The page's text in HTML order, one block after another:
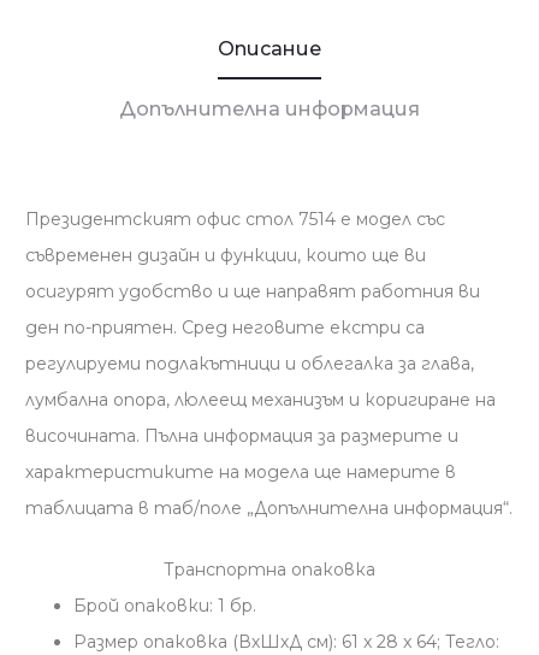
Описание
Допълнителна информация
Президентският офис стол 7514 е модел със
съвременен дизайн и функции, които ще ви
осигурят удобство и ще направят работния ви
ден по-приятен. Сред неговите екстри са
регулируеми подлакътници и облегалка за глава,
лумбална опора, люлеещ механизъм и коригиране на
височината. Пълна информация за размерите и
характеристиките на модела ще намерите в
таблицата в таб/поле „Допълнителна информация“.
Транспортна опаковка
Брой опаковки: 1 бр.
Размер опаковка (ВхШхД см): 61 x 28 x 64; Тегло: